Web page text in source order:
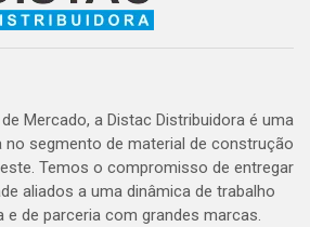
Mercado, a Distac Distribuidora é uma
no segmento de material de construção
Temos o compromisso de entregar
aliados a uma dinâmica de trabalho
e de parceria com grandes marcas.